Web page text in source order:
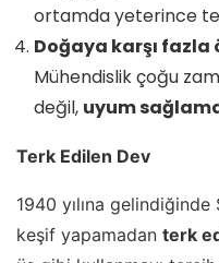
ortamda yeterince
Doğaya karşı fazla
Mühendislik çoğu
değil, uyum
Terk Edilen Dev
1940 yılına
keşif yapamadan terk